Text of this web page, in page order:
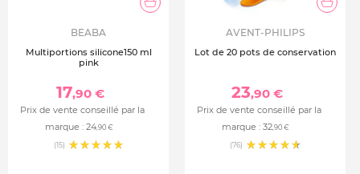
BEABA
Multiportions silicone150 ml
pink
17,90 €
Prix de vente conseillé par la
marque : 24,90 €
(15)
AVENT-PHILIPS
Lot de 20 pots de conservation
23,90 €
Prix de vente conseillé par la
marque : 32,90 €
(76)